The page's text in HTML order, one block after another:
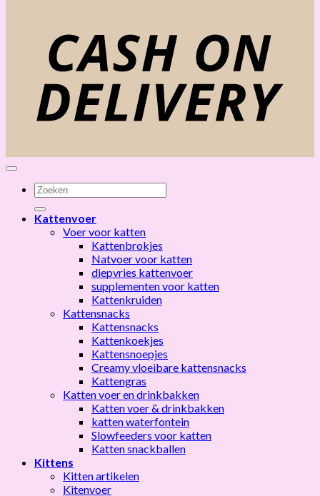
Zoeken
naar:
Kattenvoer
Voer voor katten
Kattenbrokjes
Natvoer voor katten
diepvries kattenvoer
supplementen voor katten
Kattenkruiden
Kattensnacks
Kattensnacks
Kattenkoekjes
Kattensnoepjes
Creamy vloeibare kattensnacks
Kattengras
Katten voer en drinkbakken
Katten voer & drinkbakken
katten waterfontein
Slowfeeders voor katten
Katten snackballen
Kittens
Kitten artikelen
Kitenvoer